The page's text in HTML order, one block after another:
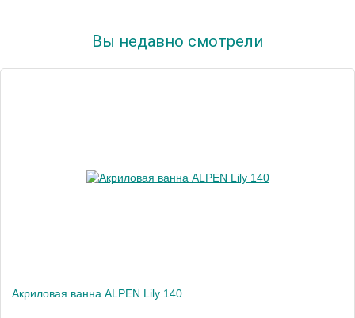
Вы недавно смотрели
Акриловая ванна ALPEN Lily 140